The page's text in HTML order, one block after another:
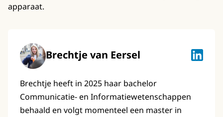
apparaat.
Brechtje van Eersel
Brechtje heeft in 2025 haar bachelor
Communicatie- en Informatiewetenschappen
behaald en volgt momenteel een master in